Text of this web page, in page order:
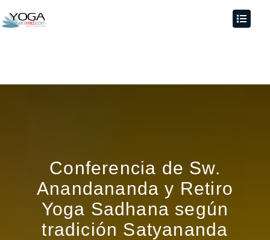
Conferencia de Sw.
Anandananda y Retiro
Yoga Sadhana según
tradición Satyananda